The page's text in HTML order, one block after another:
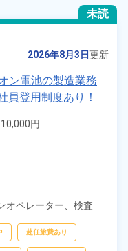
未読
2026年8月3日更新
ン電池の製造業務
登用制度あり！
い制度あり！食堂
！備品付きワンル
活支援物資事前対
円
オペレーター、 検査
赴任旅費あり